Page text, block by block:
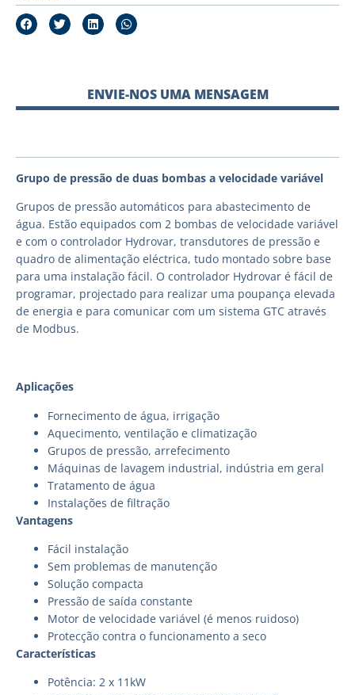
ENVIE-NOS UMA MENSAGEM
Grupo de pressão de duas bombas a velocidade variável
Grupos de pressão automáticos para abastecimento de
água. Estão equipados com 2 bombas de velocidade variável
e com o controlador Hydrovar, transdutores de pressão e
quadro de alimentação eléctrica, tudo montado sobre base
para uma instalação fácil. O controlador Hydrovar é fácil de
programar, projectado para realizar uma poupança elevada
de energia e para comunicar com um sistema GTC através
de Modbus.
Aplicações
Fornecimento de água, irrigação
Aquecimento, ventilação e climatização
Grupos de pressão, arrefecimento
Máquinas de lavagem industrial, indústria em geral
Tratamento de água
Instalações de filtração
Vantagens
Fácil instalação
Sem problemas de manutenção
Solução compacta
Pressão de saída constante
Motor de velocidade variável (é menos ruidoso)
Protecção contra o funcionamento a seco
Características
Potência: 2 x 11kW